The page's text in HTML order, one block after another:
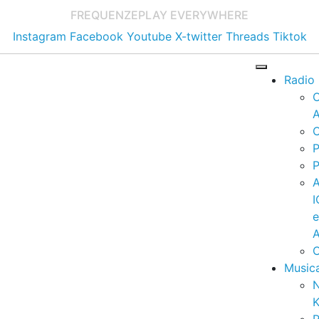
FREQUENZEPLAY EVERYWHERE
Instagram Facebook Youtube X-twitter Threads Tiktok
Radio
e